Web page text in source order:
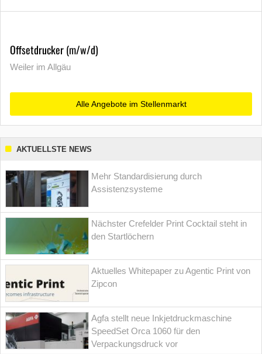
Offsetdrucker (m/w/d)
Weiler im Allgäu
Alle Angebote im Stellenmarkt
AKTUELLSTE NEWS
Mehr Standardisierung durch
Assistenzsysteme
Nächster Crefelder Print Cocktail steht in
den Startlöchern
Aktuelles Whitepaper zu Agentic Print von
Zipcon
Agfa stellt neue Inkjetdruckmaschine
SpeedSet Orca 1060 für den
Verpackungsdruck vor